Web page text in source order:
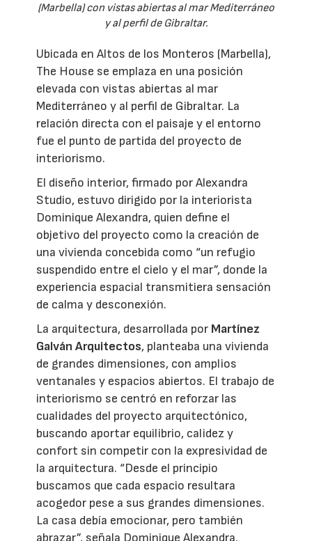
(Marbella) con vistas abiertas al mar Mediterráneo
y al perfil de Gibraltar.
Ubicada en Altos de los Monteros (Marbella),
The House se emplaza en una posición
elevada con vistas abiertas al mar
Mediterráneo y al perfil de Gibraltar. La
relación directa con el paisaje y el entorno
fue el punto de partida del proyecto de
interiorismo.
El diseño interior, firmado por Alexandra
Studio, estuvo dirigido por la interiorista
Dominique Alexandra, quien define el
objetivo del proyecto como la creación de
una vivienda concebida como “un refugio
suspendido entre el cielo y el mar”, donde la
experiencia espacial transmitiera sensación
de calma y desconexión.
La arquitectura, desarrollada por Martínez
Galván Arquitectos, planteaba una vivienda
de grandes dimensiones, con amplios
ventanales y espacios abiertos. El trabajo de
interiorismo se centró en reforzar las
cualidades del proyecto arquitectónico,
buscando aportar equilibrio, calidez y
confort sin competir con la expresividad de
la arquitectura. “Desde el principio
buscamos que cada espacio resultara
acogedor pese a sus grandes dimensiones.
La casa debía emocionar, pero también
abrazar”, señala Dominique Alexandra.